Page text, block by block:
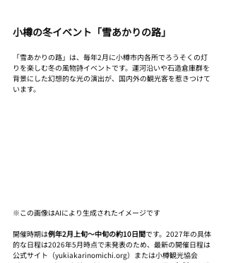
小樽の冬イベント「雪あかりの路」
「雪あかりの路」は、毎年2月に小樽市内各所でろうそくの灯
りを楽しむ冬の風物詩イベントです。運河沿いや石造倉庫群を
背景にした幻想的な光の演出が、国内外の観光客を惹きつけて
います。
※この画像はAIにより生成されたイメージです
開催時期は例年2月上旬〜中旬の約10日間です。2027年の具体
的な日程は2026年5月時点で未発表のため、最新の開催日程は
公式サイト（yukiakarinomichi.org）または小樽観光協会